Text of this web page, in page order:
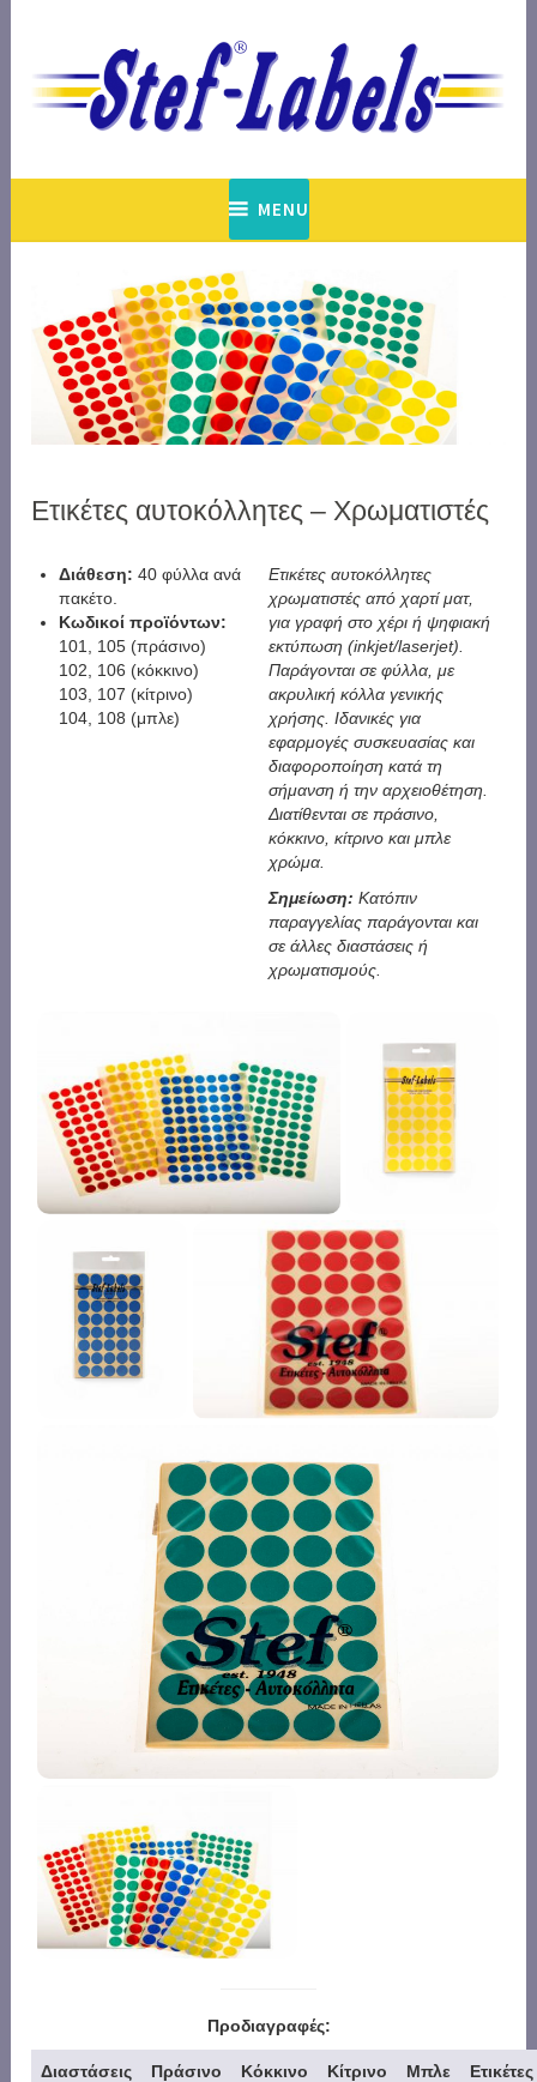
MENU
Ετικέτες αυτοκόλλητες – Χρωματιστές
Διάθεση: 40 φύλλα ανά
πακέτο.
Κωδικοί προϊόντων:
101, 105 (πράσινο)
102, 106 (κόκκινο)
103, 107 (κίτρινο)
104, 108 (μπλε)
Ετικέτες αυτοκόλλητες
χρωματιστές από χαρτί ματ,
για γραφή στο χέρι ή ψηφιακή
εκτύπωση (inkjet/laserjet).
Παράγονται σε φύλλα, με
ακρυλική κόλλα γενικής
χρήσης. Ιδανικές για
εφαρμογές συσκευασίας και
διαφοροποίηση κατά τη
σήμανση ή την αρχειοθέτηση.
Διατίθενται σε πράσινο,
κόκκινο, κίτρινο και μπλε
χρώμα.
Σημείωση: Κατόπιν
παραγγελίας παράγονται και
σε άλλες διαστάσεις ή
χρωματισμούς.
Προδιαγραφές:
Διαστάσεις
Πράσινο Κόκκινο Κίτρινο Μπλε
Ετικέτες